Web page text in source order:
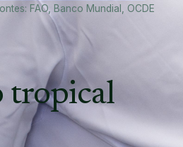
FAO, Banco Mundial, OCDE
tropical